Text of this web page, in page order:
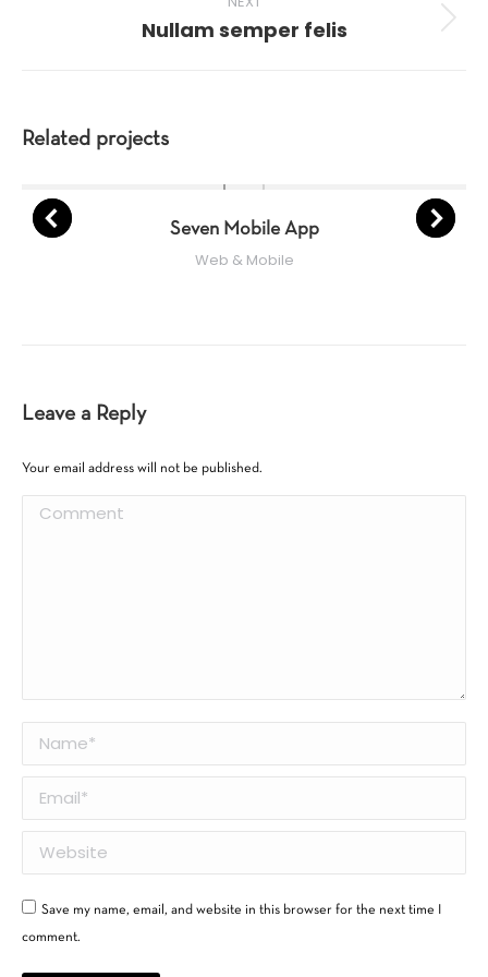
Next
Nullam semper felis
Related projects
Seven Mobile App
Web & Mobile
Leave a Reply
Your email address will not be published.
Comment
Name *
Email *
Website
Save my name, email, and website in this browser for the next time I
comment.